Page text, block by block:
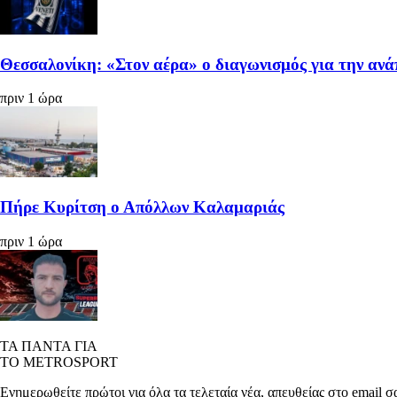
Θεσσαλονίκη: «Στον αέρα» ο διαγωνισμός για την
πριν 1 ώρα
Πήρε Κυρίτση ο Απόλλων Καλαμαριάς
πριν 1 ώρα
ΤΑ ΠΑΝΤΑ ΓΙΑ
ΤΟ METROSPORT
Ενημερωθείτε πρώτοι για όλα τα τελεταία νέα, απευθείας στο email